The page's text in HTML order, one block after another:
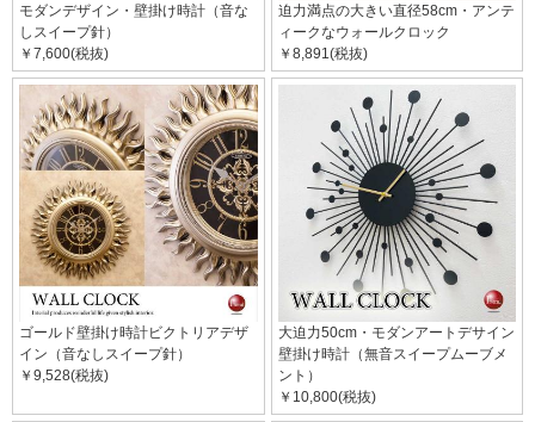
モダンデザイン・壁掛け時計（音な
しスイープ針）
￥7,600(税抜)
迫力満点の大きい直径58cm・アンテ
ィークなウォールクロック
￥8,891(税抜)
ゴールド壁掛け時計ビクトリアデザ
イン（音なしスイープ針）
￥9,528(税抜)
大迫力50cm・モダンアートデサイン
壁掛け時計（無音スイープムーブメ
ント）
￥10,800(税抜)